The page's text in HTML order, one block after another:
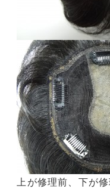
上が修理前、下が